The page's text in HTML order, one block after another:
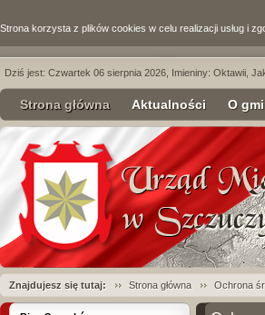
Strona korzysta z plików cookies w celu realizacji usług i
Dziś jest: Czwartek 06 sierpnia 2026, Imieniny: Oktawii,
Strona główna Aktualności O
Znajdujesz się tutaj: Strona główna Ochrona